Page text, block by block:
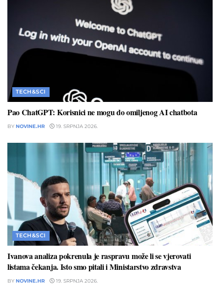
TECH&SCI
Pao ChatGPT: Korisnici ne mogu do omiljenog AI chatbota
BY NOVINE.HR 19. SRPNJA 2026.
TECH&SCI
Ivanova analiza pokrenula je raspravu može li se vjerovati
listama čekanja. Isto smo pitali i Ministarstvo zdravstva
BY NOVINE.HR 19. SRPNJA 2026.